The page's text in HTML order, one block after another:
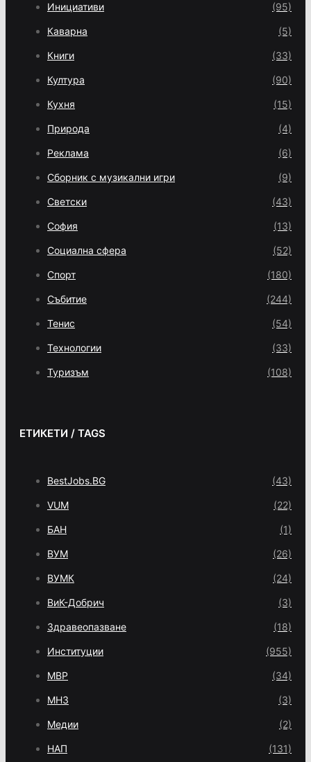
Инициативи (95)
Каварна (5)
Книги (33)
Култура (90)
Кухня (15)
Природа (4)
Реклама (6)
Сборник с музикални игри (9)
Светски (43)
София (13)
Социална сфера (52)
Спорт (180)
Събитие (244)
Тенис (54)
Технологии (33)
Туризъм (108)
ЕТИКЕТИ / TAGS
BestJobs.BG (43)
VUM (22)
БАН (1)
ВУМ (26)
ВУМК (24)
ВиК-Добрич (3)
Здравеопазване (18)
Институции (955)
МВР (34)
МНЗ (3)
Медии (2)
НАП (131)